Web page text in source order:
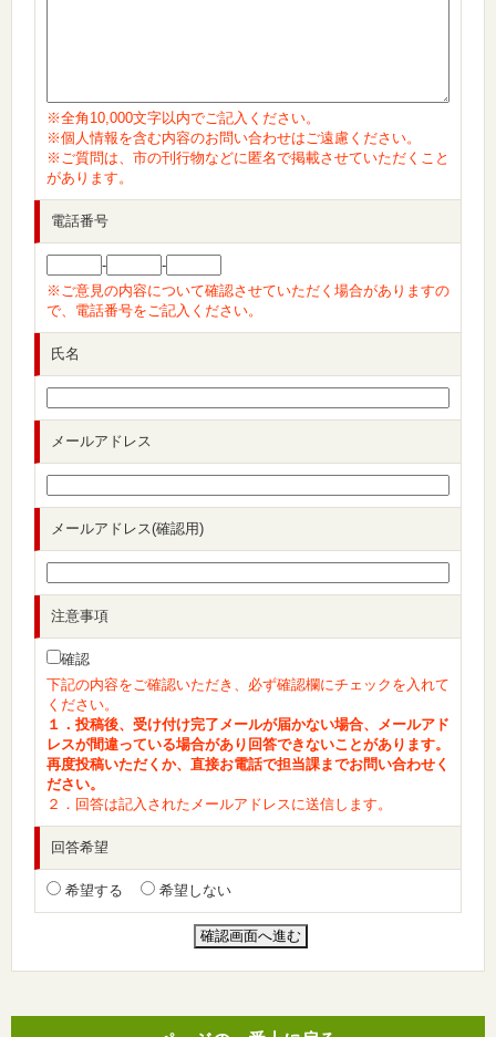
※全角10,000文字以内でご記入ください。
※個人情報を含む内容のお問い合わせはご遠慮ください。
※ご質問は、市の刊行物などに匿名で掲載させていただくこと
があります。
電話番号
-
-
※ご意見の内容について確認させていただく場合がありますの
で、電話番号をご記入ください。
氏名
メールアドレス
メールアドレス(確認用)
注意事項
確認
下記の内容をご確認いただき、必ず確認欄にチェックを入れて
ください。
１．投稿後、受け付け完了メールが届かない場合、メールアド
レスが間違っている場合があり回答できないことがあります。
再度投稿いただくか、直接お電話で担当課までお問い合わせく
ださい。
２．回答は記入されたメールアドレスに送信します。
回答希望
希望する 希望しない